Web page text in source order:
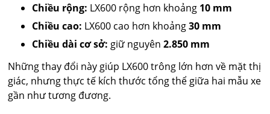
Chiều rộng: LX600 rộng hơn khoảng 10 mm
Chiều cao: LX600 cao hơn khoảng30 mm
Chiều dài cơ sở: giữ nguyên2.850 mm
Những thay đổi này giúp LX600 trông lớn hơn về mặt thị
giác, nhưng thực tế kích thước tổng thể giữa hai mẫu xe
gần như tương đương.